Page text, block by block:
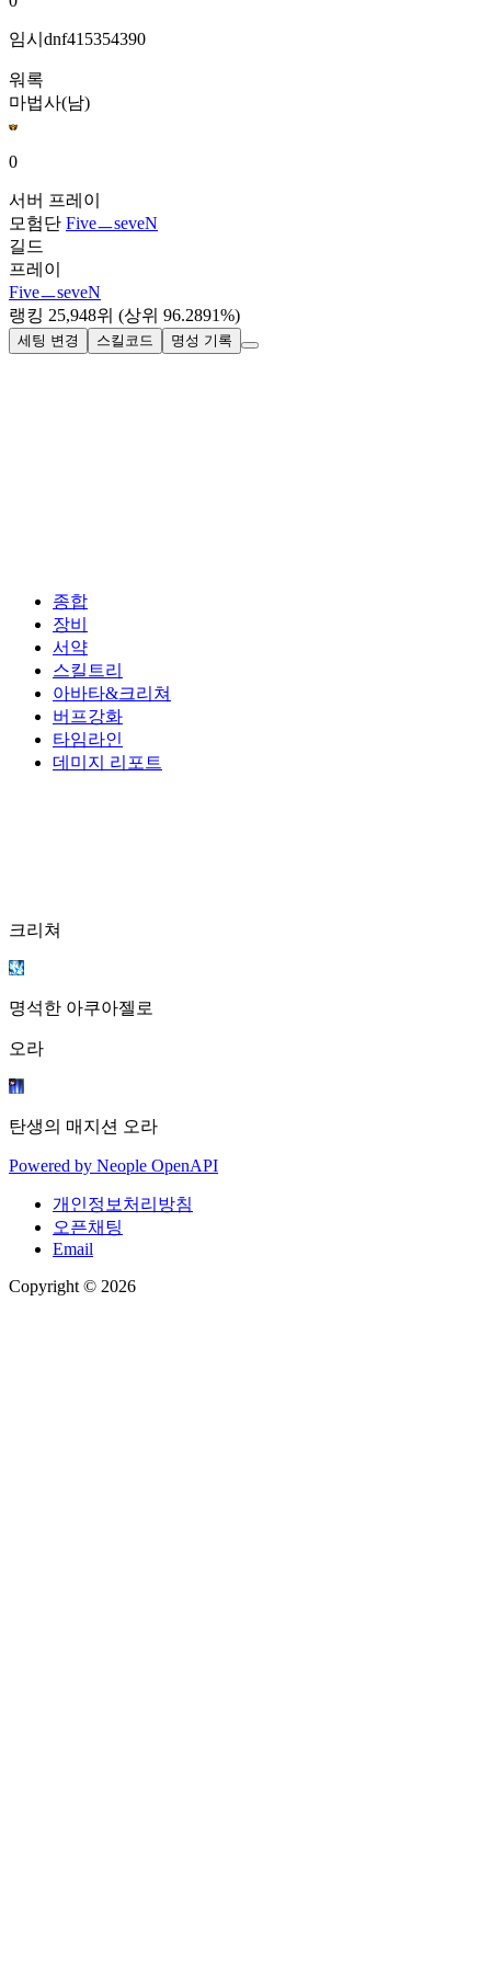
임시dnf415354390
워록
마법사(남)
0
서버 프레이
모험단 FiveㅡseveN
길드
프레이
FiveㅡseveN
랭킹 25,948위 (상위 96.2891%)
세팅 변경 스킬코드 명성 기록
종합
장비
서약
스킬트리
아바타&크리쳐
버프강화
타임라인
데미지 리포트
크리쳐
명석한 아쿠아젤로
오라
탄생의 매지션 오라
Powered by Neople OpenAPI
개인정보처리방침
오픈채팅
Email
Copyright © 2026